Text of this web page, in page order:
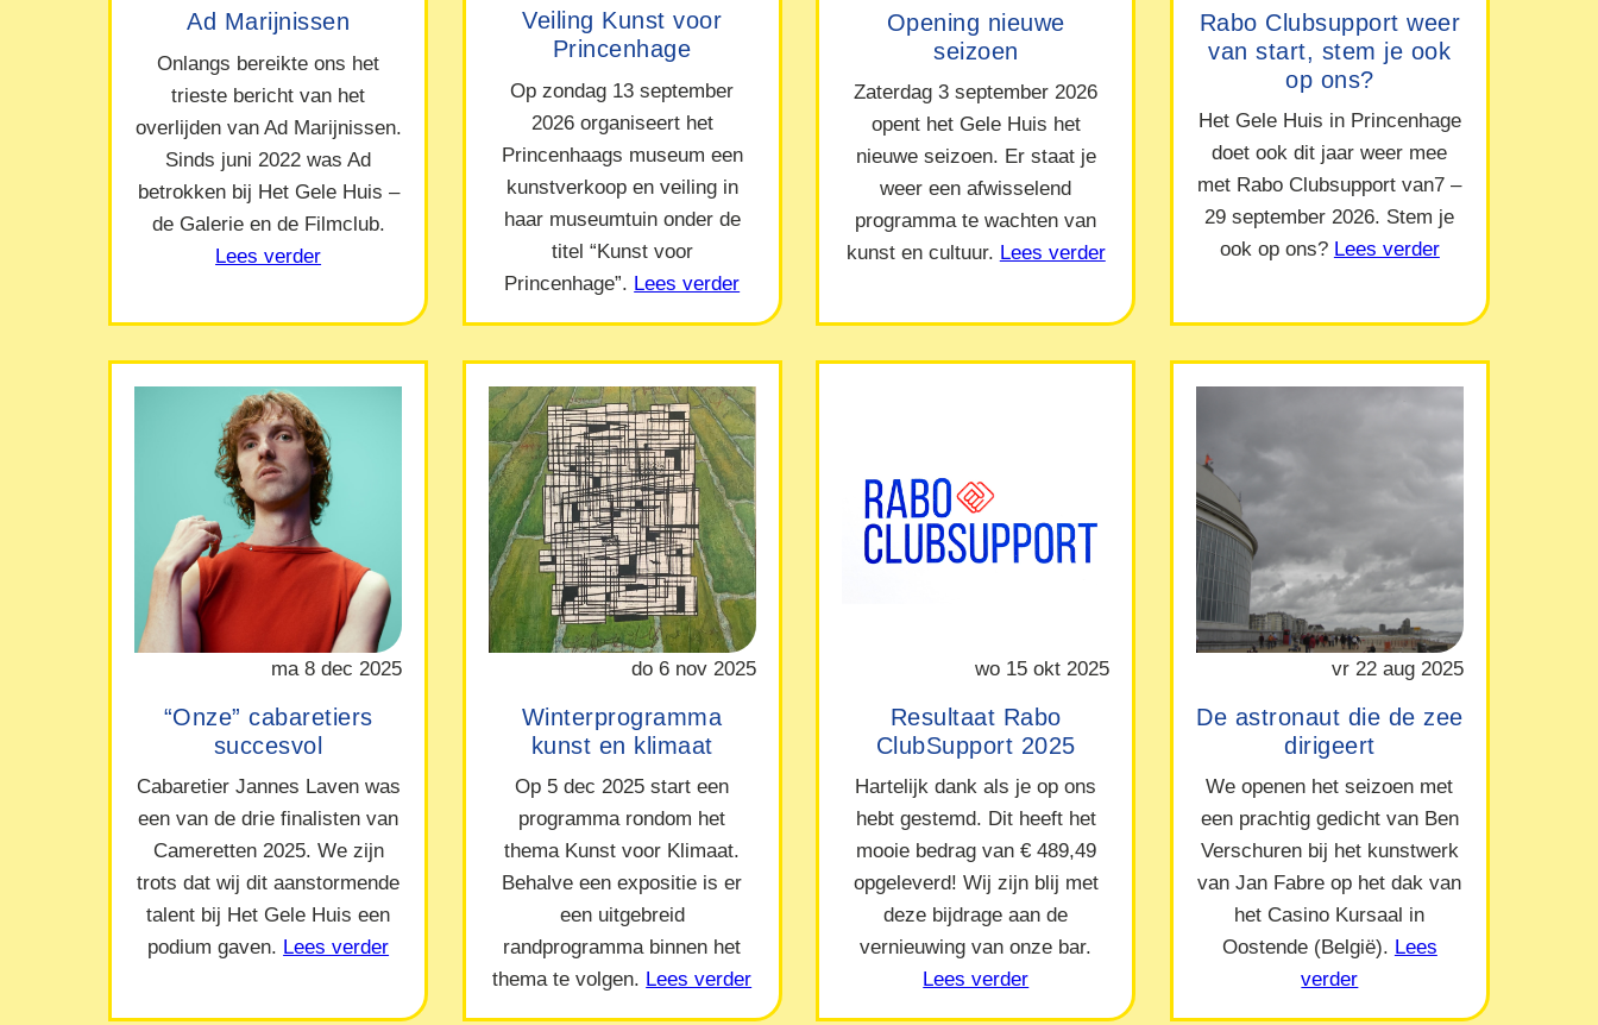
Ad Marijnissen
Onlangs bereikte ons het
trieste bericht van het
overlijden van Ad Marijnissen.
Sinds juni 2022 was Ad
betrokken bij Het Gele Huis –
de Galerie en de Filmclub.
Lees verder
Veiling Kunst voor
Princenhage
Op zondag 13 september
2026 organiseert het
Princenhaags museum een
kunstverkoop en veiling in
haar museumtuin onder de
titel “Kunst voor
Princenhage”. Lees verder
Opening nieuwe
seizoen
Zaterdag 3 september 2026
opent het Gele Huis het
nieuwe seizoen. Er staat je
weer een afwisselend
programma te wachten van
kunst en cultuur. Lees verder
Rabo Clubsupport weer
van start, stem je ook
op ons?
Het Gele Huis in Princenhage
doet ook dit jaar weer mee
met Rabo Clubsupport van7 –
29 september 2026. Stem je
ook op ons? Lees verder
ma 8 dec 2025
“Onze” cabaretiers
succesvol
Cabaretier Jannes Laven was
een van de drie finalisten van
Cameretten 2025. We zijn
trots dat wij dit aanstormende
talent bij Het Gele Huis een
podium gaven. Lees verder
do 6 nov 2025
Winterprogramma
kunst en klimaat
Op 5 dec 2025 start een
programma rondom het
thema Kunst voor Klimaat.
Behalve een expositie is er
een uitgebreid
randprogramma binnen het
thema te volgen. Lees verder
wo 15 okt 2025
Resultaat Rabo
ClubSupport 2025
Hartelijk dank als je op ons
hebt gestemd. Dit heeft het
mooie bedrag van € 489,49
opgeleverd! Wij zijn blij met
deze bijdrage aan de
vernieuwing van onze bar.
Lees verder
vr 22 aug 2025
De astronaut die de zee
dirigeert
We openen het seizoen met
een prachtig gedicht van Ben
Verschuren bij het kunstwerk
van Jan Fabre op het dak van
het Casino Kursaal in
Oostende (België). Lees
verder